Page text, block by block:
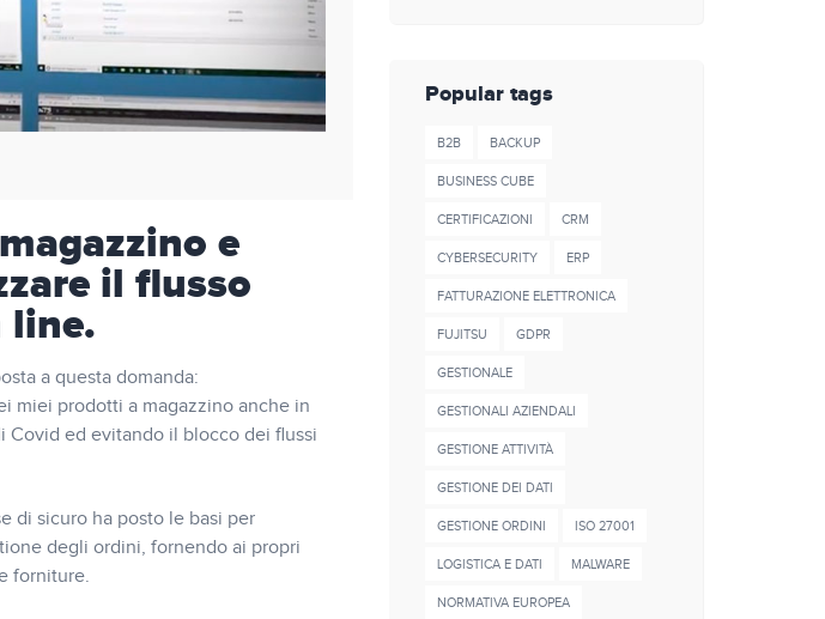
e
il flusso
line.
a questa domanda:
miei prodotti a magazzino anche in
Covid ed evitando il blocco dei flussi
di sicuro ha posto le basi per
degli ordini, fornendo ai propri
forniture.
Popular tags
B2B BACKUP
BUSINESS CUBE
CERTIFICAZIONI CRM
CYBERSECURITY ERP
FATTURAZIONE ELETTRONICA
FUJITSU GDPR
GESTIONALE
GESTIONALI AZIENDALI
GESTIONE ATTIVITÀ
GESTIONE DEI DATI
GESTIONE ORDINI ISO 27001
LOGISTICA E DATI MALWARE
NORMATIVA EUROPEA